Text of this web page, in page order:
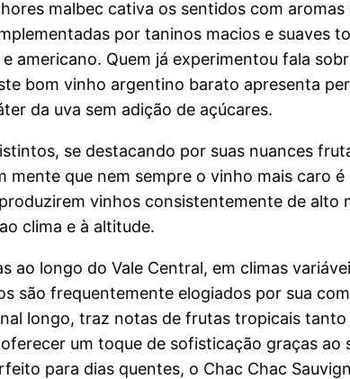
malbec cativa os sentidos com
por taninos macios e suaves
americano. Quem já experimentou fala
bom vinho argentino barato apresenta
da uva sem adição de açúcares.
se destacando por suas nuances
mente que nem sempre o vinho mais caro
vinhos consistentemente de alto
clima e à altitude.
ao longo do Vale Central, em climas
são frequentemente elogiados por sua
longo, traz notas de frutas tropicais
um toque de sofisticação graças
para dias quentes, o Chac Chac